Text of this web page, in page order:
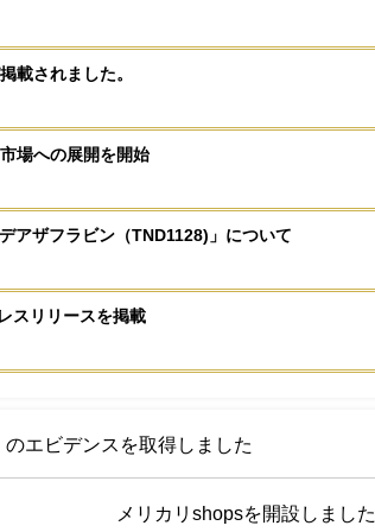
載されました。
場への展開を開始
アザフラビン（TND1128)」について
スリリースを掲載
エビデンスを取得しました
メリカリshopsを開設しました